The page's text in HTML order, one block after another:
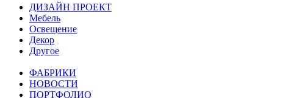
ДИЗАЙН ПРОЕКТ
Мебель
Освещение
Декор
Другое
ФАБРИКИ
НОВОСТИ
ПОРТФОЛИО